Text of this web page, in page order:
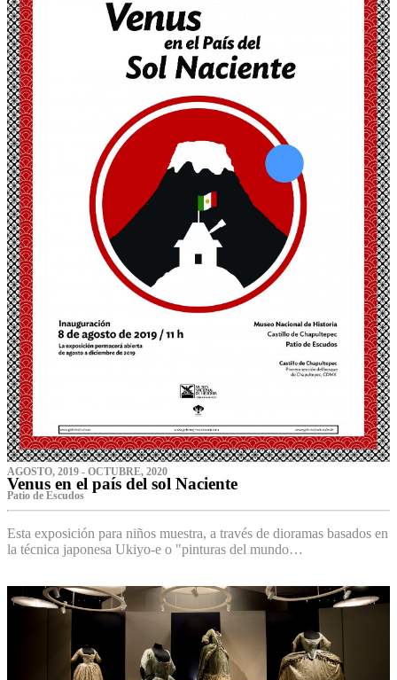
AGOSTO, 2019 - OCTUBRE, 2020
Venus en el país del sol Naciente
P‌atio de Escudos
Esta exposición para niños muestra, a través de dioramas basados en
la técnica japonesa Ukiyo-e o "pinturas del mundo…